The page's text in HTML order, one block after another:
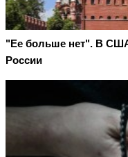
"Ее больше нет". В
России